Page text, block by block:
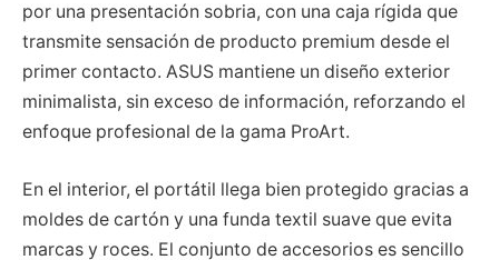
por una presentación sobria, con una caja rígida que
transmite sensación de producto premium desde el
primer contacto. ASUS mantiene un diseño exterior
minimalista, sin exceso de información, reforzando el
enfoque profesional de la gama ProArt.
En el interior, el portátil llega bien protegido gracias a
moldes de cartón y una funda textil suave que evita
marcas y roces. El conjunto de accesorios es sencillo